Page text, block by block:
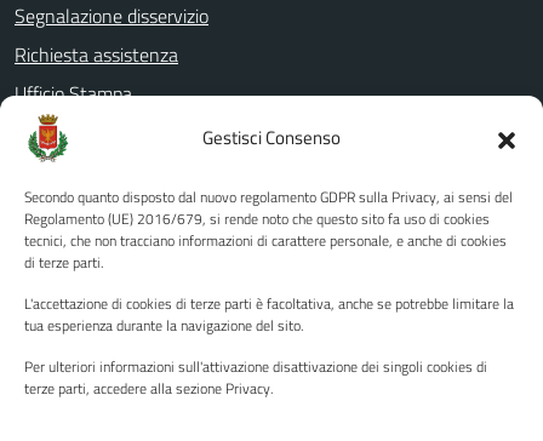
Gestisci Consenso
Secondo quanto disposto dal nuovo regolamento GDPR sulla Privacy, ai sensi del
Regolamento (UE) 2016/679, si rende noto che questo sito fa uso di cookies
tecnici, che non tracciano informazioni di carattere personale, e anche di cookies
di terze parti.
L'accettazione di cookies di terze parti è facoltativa, anche se potrebbe limitare la
tua esperienza durante la navigazione del sito.
Per ulteriori informazioni sull'attivazione disattivazione dei singoli cookies di
terze parti, accedere alla sezione Privacy.
Segnalazione disservizio
Richiesta assistenza
Ufficio Stampa
Amministrazione Trasparente
Albo pretorio
Informativa privacy
Note legali
Piano di miglioramento del sito